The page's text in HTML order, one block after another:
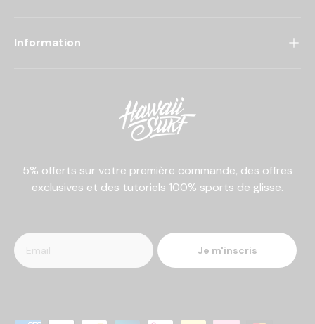
Information
5% offerts sur votre première commande, des offres
exclusives et des tutoriels 100% sports de glisse.
Je m'inscris